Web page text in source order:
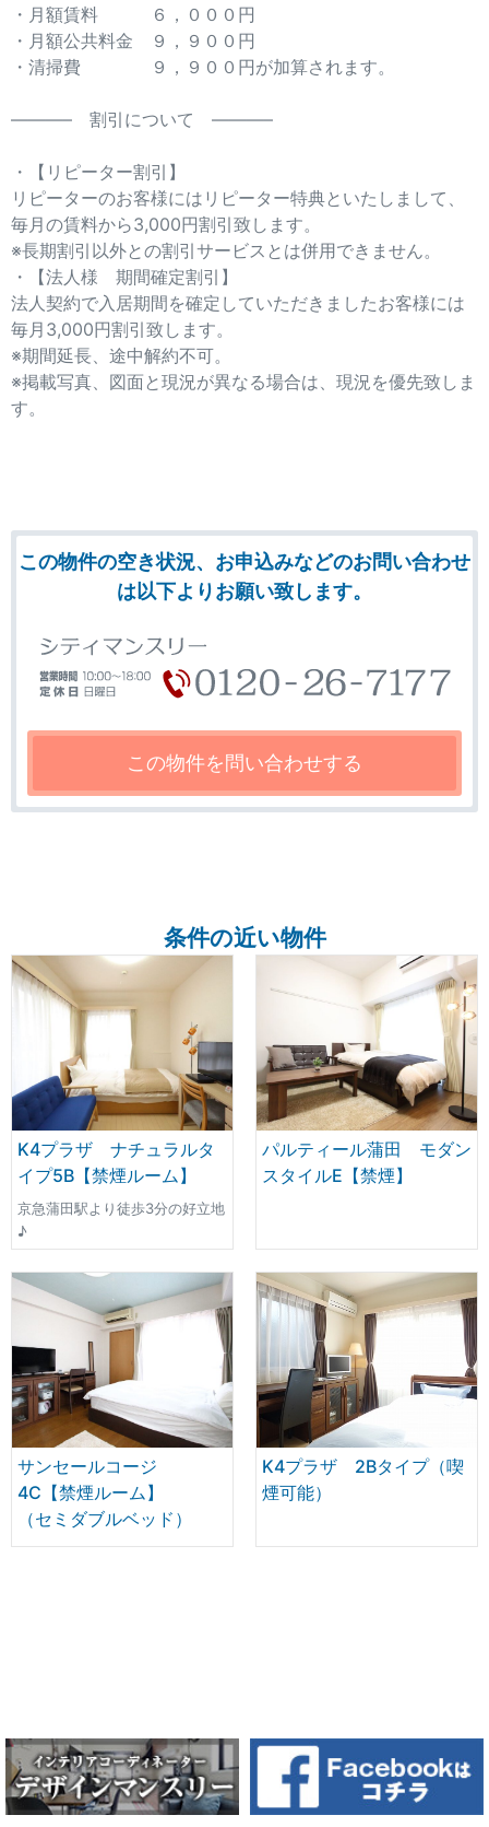
・月額賃料 ６，０００円
・月額公共料金 ９，９００円
・清掃費 ９，９００円が加算されます。
———– 割引について ———–
・【リピーター割引】
リピーターのお客様にはリピーター特典といたしまして、
毎月の賃料から3,000円割引致します。
※長期割引以外との割引サービスとは併用できません。
・【法人様 期間確定割引】
法人契約で入居期間を確定していただきましたお客様には
毎月3,000円割引致します。
※期間延長、途中解約不可。
※掲載写真、図面と現況が異なる場合は、現況を優先致しま
す。
この物件の空き状況、お申込みなどのお問い合わせ
は以下よりお願い致します。
条件の近い物件
K4プラザ ナチュラルタ
イプ5B【禁煙ルーム】
京急蒲田駅より徒歩3分の好立地
♪
パルティール蒲田 モダン
スタイルE【禁煙】
サンセールコージ
4C【禁煙ルーム】
（セミダブルベッド）
K4プラザ 2Bタイプ（喫
煙可能）